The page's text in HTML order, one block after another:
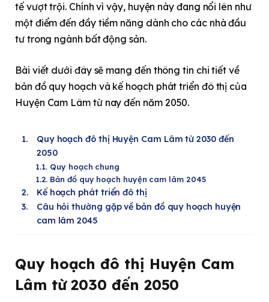
tế vượt trội. Chính vì vậy, huyện này đang nổi lên như
một điểm đến đầy tiềm năng dành cho các nhà đầu
tư trong ngành bất động sản.
Bài viết dưới đây sẽ mang đến thông tin chi tiết về
bản đồ quy hoạch và kế hoạch phát triển đô thị của
Huyện Cam Lâm từ nay đến năm 2050.
Quy hoạch đô thị Huyện Cam Lâm từ 2030 đến
2050
Quy hoạch chung
Bản đồ quy hoạch huyện cam lâm 2045
Kế hoạch phát triển đô thị
Câu hỏi thường gặp về bản đồ quy hoạch huyện
cam lâm 2045
Quy hoạch đô thị Huyện Cam
Lâm từ2030 đến 2050